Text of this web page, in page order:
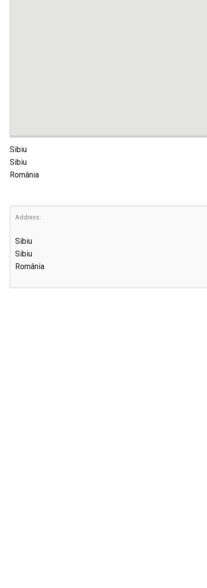
Sibiu
Sibiu
România
Address:
Sibiu
Sibiu
România